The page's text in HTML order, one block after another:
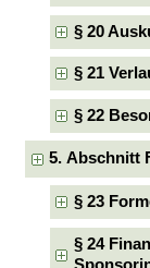
§ 20
§ 21
§ 22
5. Abschnitt
§ 23
§ 24